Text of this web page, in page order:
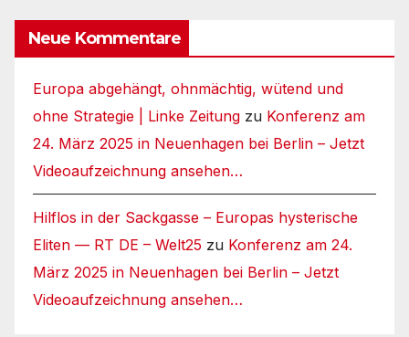
Neue Kommentare
Europa abgehängt, ohnmächtig, wütend und
ohne Strategie | Linke Zeitung zu Konferenz am
24. März 2025 in Neuenhagen bei Berlin – Jetzt
Videoaufzeichnung ansehen…
Hilflos in der Sackgasse – Europas hysterische
Eliten — RT DE – Welt25 zu Konferenz am 24.
März 2025 in Neuenhagen bei Berlin – Jetzt
Videoaufzeichnung ansehen…